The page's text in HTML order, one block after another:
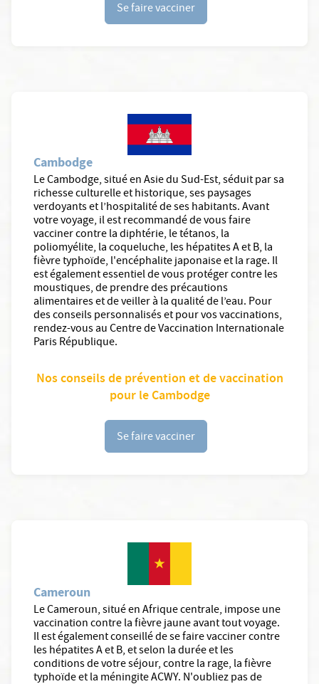
Se faire vacciner
Cambodge
Le Cambodge, situé en Asie du Sud-Est, séduit par sa
richesse culturelle et historique, ses paysages
verdoyants et l’hospitalité de ses habitants. Avant
votre voyage, il est recommandé de vous faire
vacciner contre la diphtérie, le tétanos, la
poliomyélite, la coqueluche, les hépatites A et B, la
fièvre typhoïde, l'encéphalite japonaise et la rage. Il
est également essentiel de vous protéger contre les
moustiques, de prendre des précautions
alimentaires et de veiller à la qualité de l’eau. Pour
des conseils personnalisés et pour vos vaccinations,
rendez-vous au Centre de Vaccination Internationale
Paris République.
Nos conseils de prévention et de vaccination
pour le Cambodge
Se faire vacciner
Cameroun
Le Cameroun, situé en Afrique centrale, impose une
vaccination contre la fièvre jaune avant tout voyage.
Il est également conseillé de se faire vacciner contre
les hépatites A et B, et selon la durée et les
conditions de votre séjour, contre la rage, la fièvre
typhoïde et la méningite ACWY. N'oubliez pas de